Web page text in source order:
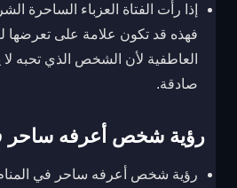
إذا رأت الفتاة العزباء الساحرة
فهذه قد تكون علامة على تعرضها
العاطفية لأن الشخص الذي تحبه
صادقة.
رؤية شخص أعرفه ساحر
رؤية شخص أعرفه ساحر في المنام